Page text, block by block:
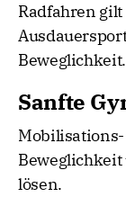
Radfahren
Beweglichkeit.
Sanfte
lösen.